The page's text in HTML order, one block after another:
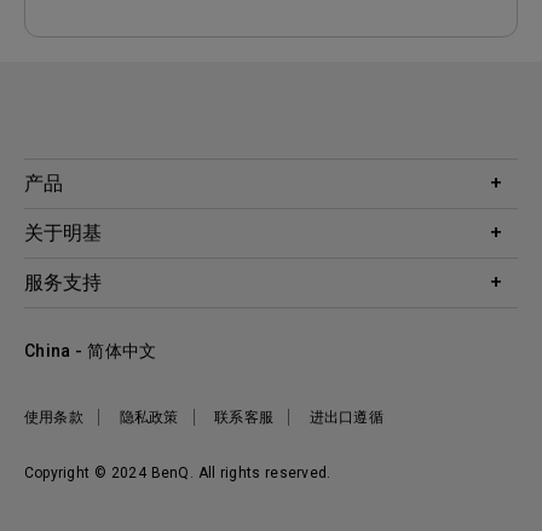
产品
投影机
WiT智能灯
关于明基
公司简介
企业社会责任
服务支持
档案下载与常见问题
Copyright © 2024 BenQ. All rights reserved.
使用条款 隐私政策 联系客服 进出口遵循
China - 简体中文